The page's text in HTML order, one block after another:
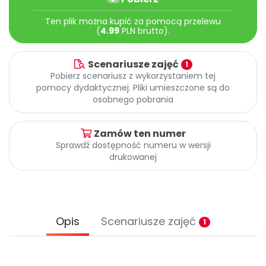
Archiwalne numery
Promocje
Ten plik można kupić za pomocą przelewu
(4.99 PLN brutto).
Scenariusze zajęć 1
Pobierz scenariusz z wykorzystaniem tej
pomocy dydaktycznej. Pliki umieszczone są do
osobnego pobrania
Zamów ten numer
Sprawdź dostępność numeru w wersji
drukowanej
Opis Scenariusze zajęć 1